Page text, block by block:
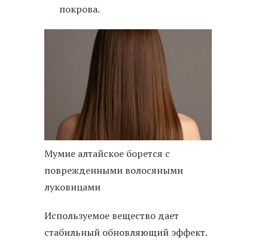
покрова.
Мумие алтайское борется с
поврежденными волосяными
луковицами
Используемое вещество дает
стабильный обновляющий эффект.